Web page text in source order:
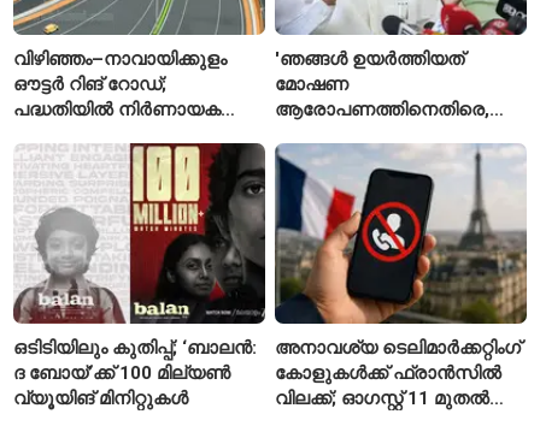
വിഴിഞ്ഞം–നാവായിക്കുളം
ഔട്ടർ റിങ് റോഡ്;
പദ്ധതിയിൽ നിർണായക
വിശദീകരണം
'ഞങ്ങൾ ഉയർത്തിയത്
മോഷണ
ആരോപണത്തിനെതിരെ,
റിജിജുവിന് മറുപടിയുമായി
സഞ്ജയ് റാവത്ത്
ഒടിടിയിലും കുതിപ്പ്; ‘ബാലൻ:
ദ ബോയ്’ക്ക് 100 മില്യൺ
വ്യൂയിങ് മിനിറ്റുകൾ
അനാവശ്യ ടെലിമാർക്കറ്റിംഗ്
കോളുകൾക്ക് ഫ്രാൻസിൽ
വിലക്ക്; ഓഗസ്റ്റ് 11 മുതൽ